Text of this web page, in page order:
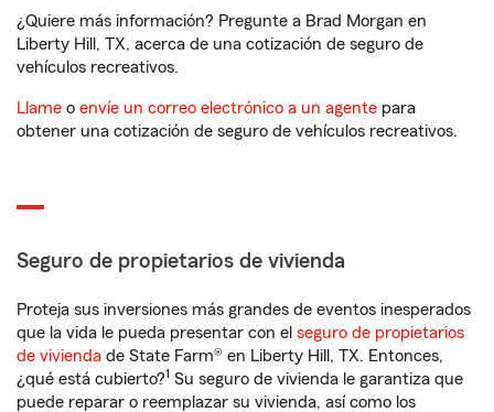
¿Quiere más información? Pregunte a Brad Morgan en
Liberty Hill, TX, acerca de una cotización de seguro de
vehículos recreativos.
Llame o envíe un correo electrónico a un agente para
obtener una cotización de seguro de vehículos recreativos.
Seguro de propietarios de vivienda
Proteja sus inversiones más grandes de eventos inesperados
que la vida le pueda presentar con el seguro de propietarios
de vivienda de State Farm® en Liberty Hill, TX. Entonces,
¿qué está cubierto?1 Su seguro de vivienda le garantiza que
puede reparar o reemplazar su vivienda, así como los